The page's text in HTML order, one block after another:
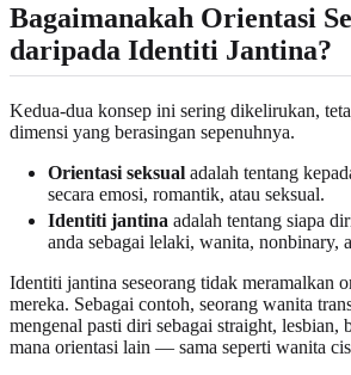
Bagaimanakah Orientasi
daripada Identiti Jantina?
Kedua-dua konsep ini sering dikelirukan,
dimensi yang berasingan sepenuhnya.
Orientasi seksual adalah tentang
secara emosi, romantik, atau seksual.
Identiti jantina adalah tentang siapa
anda sebagai lelaki, wanita, nonbinary,
Identiti jantina seseorang tidak meramalkan
mereka. Sebagai contoh, seorang wanita
mengenal pasti diri sebagai straight, lesbian,
mana orientasi lain — sama seperti wanita